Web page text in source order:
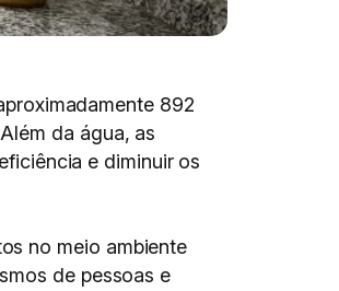
892
da água, as
e diminuir os
no meio ambiente
de pessoas e